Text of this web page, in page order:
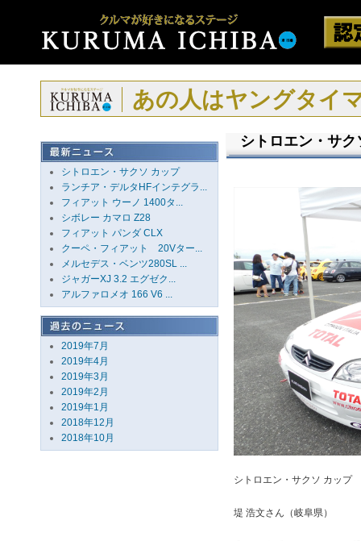
あの人はヤングタイ
シトロエン・サクソ カップ
ランチア・デルタHFインテグラ...
フィアット ウーノ 1400タ...
シボレー カマロ Z28
フィアット パンダ CLX
クーペ・フィアット 20Vター...
メルセデス・ベンツ280SL ...
ジャガーXJ 3.2 エグゼク...
アルファロメオ 166 V6 ...
2019年7月
2019年4月
2019年3月
2019年2月
2019年1月
2018年12月
2018年10月
シトロエン・サク
シトロエン・サクソ カップ
堤 浩文さん（岐阜県）